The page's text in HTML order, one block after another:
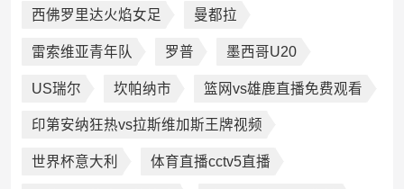
西佛罗里达火焰女足 曼都拉
雷索维亚青年队 罗普 墨西哥U20
US瑞尔 坎帕纳市 篮网vs雄鹿直播免费观看
印第安纳狂热vs拉斯维加斯王牌视频
世界杯意大利 体育直播cctv5直播